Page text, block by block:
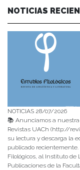
NOTICIAS
NOTICIAS 28/07/2026
📚 Anunciamos a
Revistas UACh (http://
su lectura y descarga la
publicado
Filológicos, al Instituto
Publicaciones de la